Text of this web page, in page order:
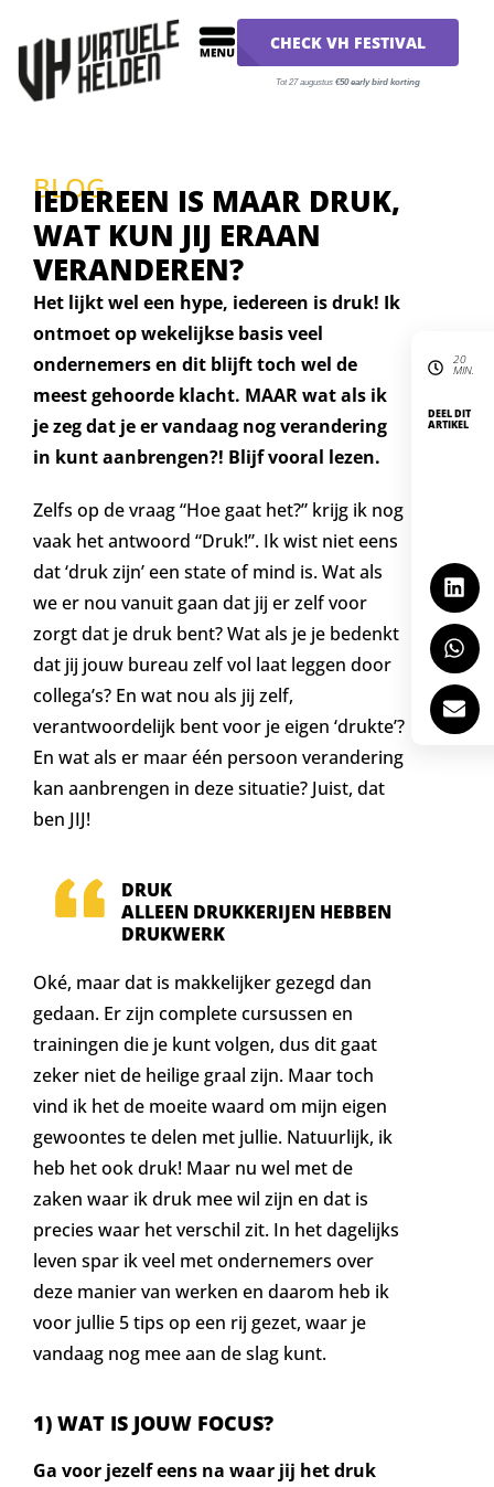
CHECK VH FESTIVAL
Tot 27 augustus€50 early bird korting
BLOG
IEDEREEN IS MAAR DRUK,
WAT KUN JIJ ERAAN
VERANDEREN?
Het lijkt wel een hype, iedereen is druk! Ik
ontmoet op wekelijkse basis veel
ondernemers en dit blijft toch wel de
meest gehoorde klacht. MAAR wat als ik
je zeg dat je er vandaag nog verandering
in kunt aanbrengen?! Blijf vooral lezen.
Zelfs op de vraag “Hoe gaat het?” krijg ik nog
vaak het antwoord “Druk!”. Ik wist niet eens
dat ‘druk zijn’ een state of mind is. Wat als
we er nou vanuit gaan dat jij er zelf voor
zorgt dat je druk bent? Wat als je je bedenkt
dat jij jouw bureau zelf vol laat leggen door
collega’s? En wat nou als jij zelf,
verantwoordelijk bent voor je eigen ‘drukte’?
En wat als er maar één persoon verandering
kan aanbrengen in deze situatie? Juist, dat
ben JIJ!
DRUK
ALLEEN DRUKKERIJEN HEBBEN
DRUKWERK
Oké, maar dat is makkelijker gezegd dan
gedaan. Er zijn complete cursussen en
trainingen die je kunt volgen, dus dit gaat
zeker niet de heilige graal zijn. Maar toch
vind ik het de moeite waard om mijn eigen
gewoontes te delen met jullie. Natuurlijk, ik
heb het ook druk! Maar nu wel met de
zaken waar ik druk mee wil zijn en dat is
precies waar het verschil zit. In het dagelijks
leven spar ik veel met ondernemers over
deze manier van werken en daarom heb ik
voor jullie 5 tips op een rij gezet, waar je
vandaag nog mee aan de slag kunt.
1) WAT IS JOUW FOCUS?
Ga voor jezelf eens na waar jij het druk
20
MIN.
DEEL DIT
ARTIKEL